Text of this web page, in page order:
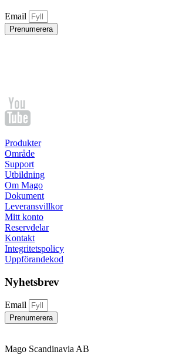
Email
Prenumerera
Produkter
Område
Support
Utbildning
Om Mago
Dokument
Leveransvillkor
Mitt konto
Reservdelar
Kontakt
Integritetspolicy
Uppförandekod
Nyhetsbrev
Email
Prenumerera
Mago Scandinavia AB